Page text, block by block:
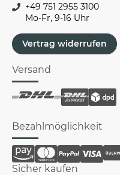
+49 751 2955 3100
Mo-Fr, 9-16 Uhr
Vertrag widerrufen
Versand
Bezahlmöglichkeit
Sicher kaufen